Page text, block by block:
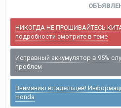
НИКОГДА НЕ ПРОШИВАЙТЕСЬ
подробности смотрите в теме
Исправный аккумулятор в 95%
проблем
Вниманию владельцев!
Honda